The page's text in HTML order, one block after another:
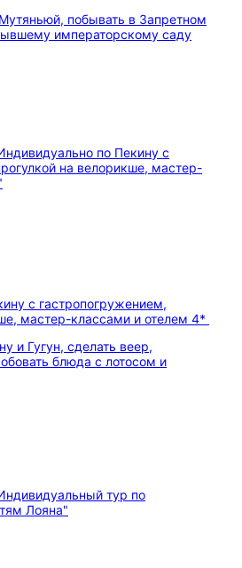
побывать в Запретном
императорскому саду
с гастропогружением,
мастер-классами и отелем 4*
и Гугун, сделать веер,
блюда с лотосом и